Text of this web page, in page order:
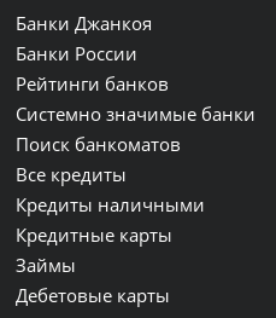
Банки Джанкоя
Банки России
Рейтинги банков
Системно значимые банки
Поиск банкоматов
Все кредиты
Кредиты наличными
Кредитные карты
Займы
Дебетовые карты